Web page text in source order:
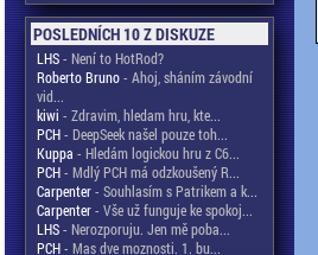
POSLEDNÍCH 10 Z DISKUZE
LHS- Není to HotRod?
Roberto Bruno- Ahoj, sháním závodní
vid...
kiwi - Zdravim, hledam hru, kte...
PCH- DeepSeek našel pouze toh...
Kuppa - Hledám logickou hru z C6...
PCH- Mdlý PCH má odzkoušený R...
Carpenter- Souhlasím s Patrikem a k...
Carpenter- Vše už funguje ke spokoj...
LHS- Nerozporuju. Jen mě poba...
PCH- Mas dve moznosti. 1. bu...